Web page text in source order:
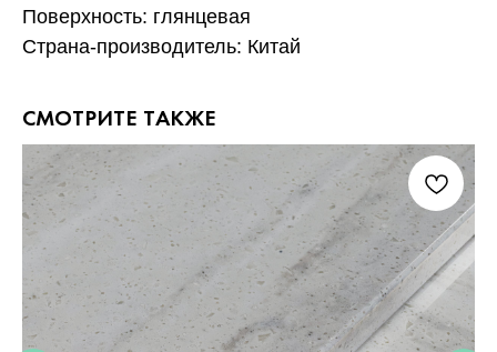
Поверхность: глянцевая
Страна-производитель: Китай
СМОТРИТЕ ТАКЖЕ